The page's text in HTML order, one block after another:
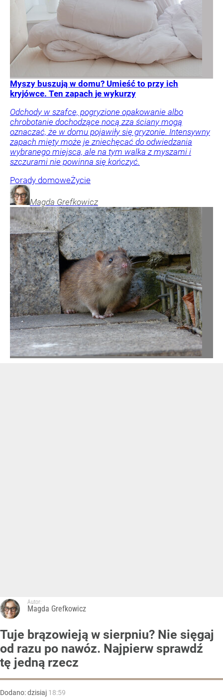
Myszy buszują w domu? Umieść to przy ich
kryjówce. Ten zapach je wykurzy
Odchody w szafce, pogryzione opakowanie albo
chrobotanie dochodzące nocą zza ściany mogą
oznaczać, że w domu pojawiły się gryzonie. Intensywny
zapach mięty może je zniechęcać do odwiedzania
wybranego miejsca, ale na tym walka z myszami i
szczurami nie powinna się kończyć.
Porady domoweŻycie
Magda Grefkowicz
Autor:
Magda Grefkowicz
Tuje brązowieją w sierpniu? Nie sięgaj
od razu po nawóz. Najpierw sprawdź
tę jedną rzecz
Dodano:dzisiaj 18:59